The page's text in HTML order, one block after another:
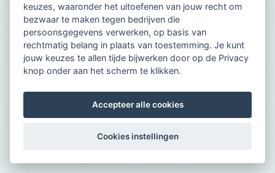
keuzes, waaronder het uitoefenen van jouw recht om
bezwaar te maken tegen bedrijven die
persoonsgegevens verwerken, op basis van
rechtmatig belang in plaats van toestemming. Je kunt
jouw keuzes te allen tijde bijwerken door op de Privacy
knop onder aan het scherm te klikken.
Accepteer alle cookies
Cookies instellingen